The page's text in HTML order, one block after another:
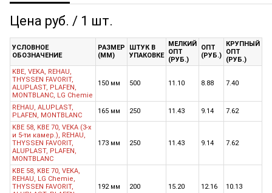
Цена руб. / 1 шт.
УСЛОВНОЕ
ОБОЗНАЧЕНИЕ
РАЗМЕР
(ММ)
ШТУК В
УПАКОВКЕ
МЕЛКИЙ
ОПТ
(РУБ.)
ОПТ
(РУБ.)
КРУПНЫЙ
ОПТ
(РУБ.)
KBE, VEKA, REHAU,
THYSSEN FAVORIT,
ALUPLAST, PLAFEN,
MONTBLANC, LG Chemie
150 мм 500 11.10 8.88 7.40
REHAU, ALUPLAST,
PLAFEN, MONTBLANC
165 мм 250 11.43 9.14 7.62
KBE 58, KBE 70, VEKA (3-х
и 5-ти камер.), REHAU,
THYSSEN FAVORIT,
ALUPLAST, PLAFEN,
MONTBLANC
173 мм 250 11.43 9.14 7.62
KBE 58, KBE 70, VEKA,
REHAU, LG Chemie,
THYSSEN FAVORIT,
192 мм 200 15.20 12.16 10.13